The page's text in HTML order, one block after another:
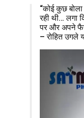
“कोई कुछ
रही थी… लगा
पर और अपने
– रोहित उगले